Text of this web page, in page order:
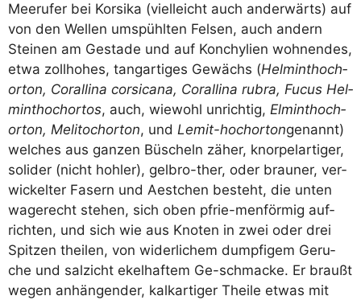
Meer­u­fer bei Kor­si­ka (viel­leicht auch ander­wärts) auf
von den Wel­len umspühl­ten Fel­sen, auch andern
Stei­nen am Gesta­de und auf Kon­chy­li­en woh­nen­des,
etwa zoll­ho­hes, tang­ar­ti­ges Gewächs (Hel­m­in­thoch­
or­ton, Coral­li­na cor­si­ca­na, Coral­li­na rubra, Fucus Hel­
m­in­thoch­or­tos, auch, wie­wohl unrich­tig, Elm­in­thoch­
or­ton, Meli­to­chor­ton, und Lemit-hoch­or­tongenannt)
wel­ches aus gan­zen Büscheln zäher, knor­pel­ar­ti­ger,
soli­der (nicht hoh­ler), gelb­ro-ther, oder brau­ner, ver­
wi­ckel­ter Fasern und Aest­chen besteht, die unten
wage­recht ste­hen, sich oben pfrie-men­för­mig auf­
rich­ten, und sich wie aus Kno­ten in zwei oder drei
Spit­zen thei­len, von wider­li­chem dump­fi­gem Geru­
che und sal­zicht ekel­haf­tem Ge-schma­cke. Er braußt
wegen anhän­gen­der, kalk­ar­ti­ger Thei­le etwas mit